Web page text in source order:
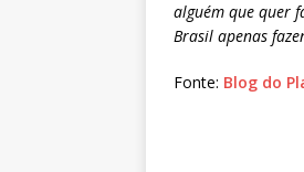
alguém que quer
Brasil apenas
Fonte: Blog do